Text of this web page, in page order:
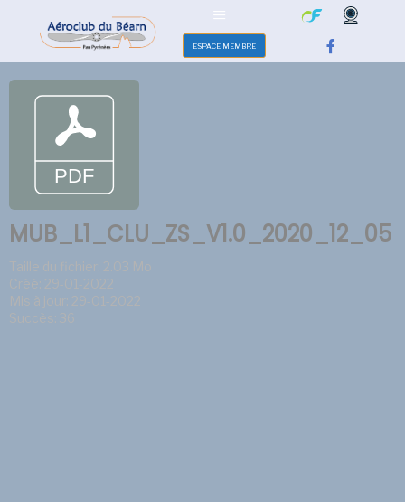
ESPACE MEMBRE
MUB_L1_CLU_ZS_V1.0_2020_12_05
Taille du fichier: 2.03 Mo
Créé: 29-01-2022
Mis à jour: 29-01-2022
Succès: 36